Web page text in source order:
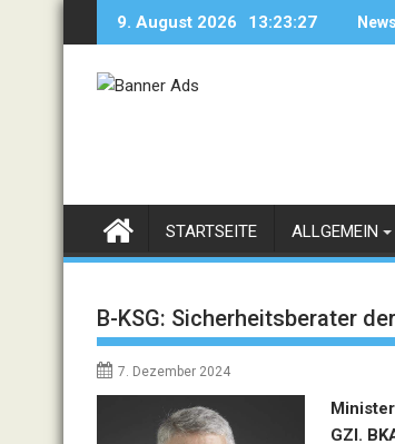
9. August 2026 13:23:29
STARTSEITE ALLGEMEIN
B-KSG: Sicherheitsberater
7. Dezember 2024
GZl.